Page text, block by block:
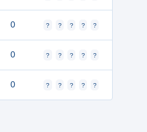
0 ? ? ? ? ?
0 ? ? ? ? ?
0 ? ? ? ? ?